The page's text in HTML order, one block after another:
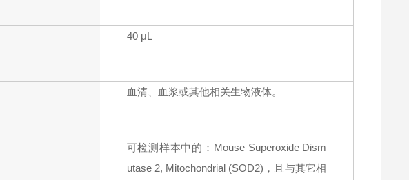
40 μL
血清、血浆或其他相关生物液体。
可检测样本中的：Mouse Superoxide Dism
utase 2, Mitochondrial (SOD2)，且与其它相